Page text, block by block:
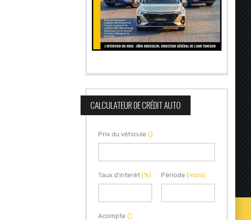
CALCULATEUR DE CRÉDIT AUTO
Prix du véhicule ()
Taux d'interêt (%) Période (mois)
Acompte ()